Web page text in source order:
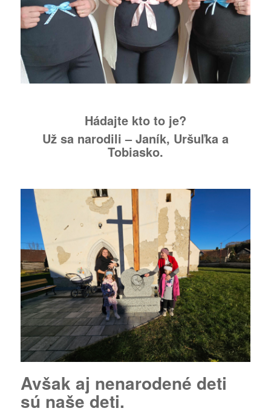
Hádajte kto to je?
Už sa narodili – Janík, Uršuľka a
Tobiasko.
Avšak aj nenarodené deti
sú naše deti.